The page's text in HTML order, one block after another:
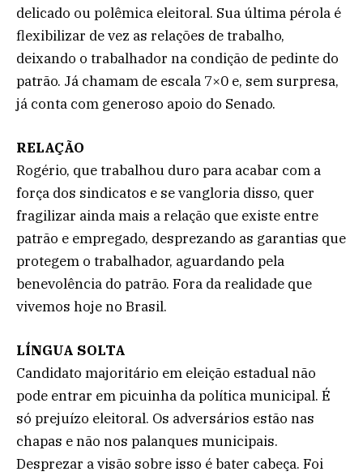
delicado ou polêmica eleitoral. Sua última pérola é
flexibilizar de vez as relações de trabalho,
deixando o trabalhador na condição de pedinte do
patrão. Já chamam de escala 7×0 e, sem surpresa,
já conta com generoso apoio do Senado.
RELAÇÃO
Rogério, que trabalhou duro para acabar com a
força dos sindicatos e se vangloria disso, quer
fragilizar ainda mais a relação que existe entre
patrão e empregado, desprezando as garantias que
protegem o trabalhador, aguardando pela
benevolência do patrão. Fora da realidade que
vivemos hoje no Brasil.
LÍNGUA SOLTA
Candidato majoritário em eleição estadual não
pode entrar em picuinha da política municipal. É
só prejuízo eleitoral. Os adversários estão nas
chapas e não nos palanques municipais.
Desprezar a visão sobre isso é bater cabeça. Foi